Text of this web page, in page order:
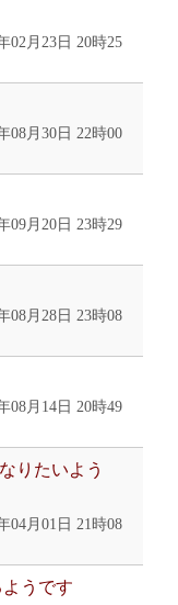
02月23日 20時25
08月30日 22時00
09月20日 23時29
08月28日 23時08
08月14日 20時49
りたいよう
04月01日 21時08
うです